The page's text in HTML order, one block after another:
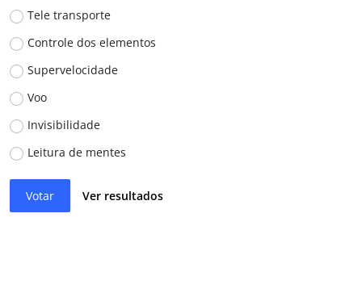
Tele transporte
Controle dos elementos
Supervelocidade
Voo
Invisibilidade
Leitura de mentes
Votar Ver resultados